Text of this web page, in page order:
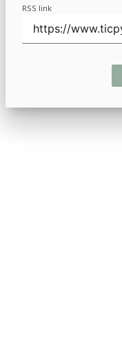
RSS link